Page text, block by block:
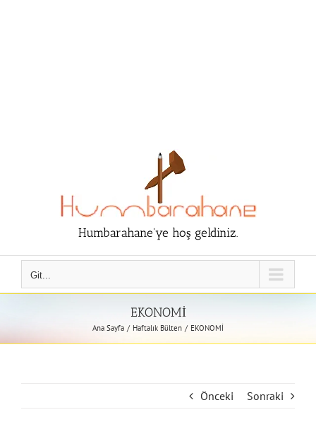
Humbarahane'ye hoş geldiniz.
Git...
EKONOMİ
Ana Sayfa Haftalık Bülten EKONOMİ
Önceki Sonraki